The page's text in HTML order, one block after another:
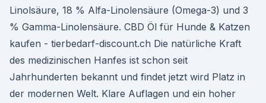
Linolsäure, 18 % Alfa-Linolensäure (Omega-3) und 3
% Gamma-Linolensäure. CBD Öl für Hunde & Katzen
kaufen - tierbedarf-discount.ch Die natürliche Kraft
des medizinischen Hanfes ist schon seit
Jahrhunderten bekannt und findet jetzt wird Platz in
der modernen Welt. Klare Auflagen und ein hoher